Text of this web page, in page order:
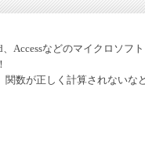
Accessなどのマイクロソフ
数が正しく計算されないな